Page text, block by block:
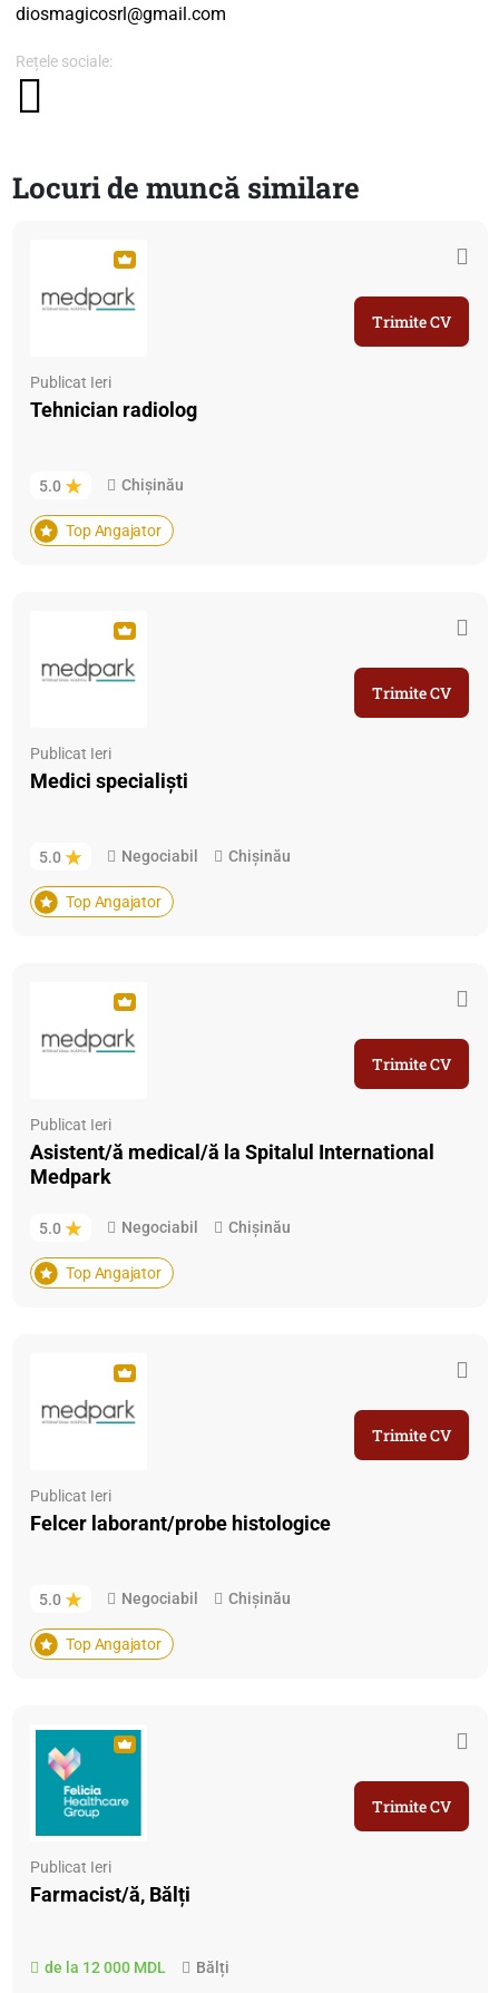
diosmagicosrl@gmail.com
Rețele sociale:
Locuri de muncă similare
Publicat Ieri
Tehnician radiolog
5.0 Chișinău
Top Angajator
Trimite CV
Publicat Ieri
Medici specialiști
5.0 Negociabil Chișinău
Top Angajator
Trimite CV
Publicat Ieri
Asistent/ă medical/ă la Spitalul International
Medpark
5.0 Negociabil Chișinău
Top Angajator
Trimite CV
Publicat Ieri
Felcer laborant/probe histologice
5.0 Negociabil Chișinău
Top Angajator
Trimite CV
Publicat Ieri
Farmacist/ă, Bălți
de la 12 000 MDL Bălți
Trimite CV